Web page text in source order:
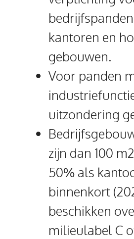
kantoren en
gebouwen.
Voor panden
uitzondering
zijn dan 100
50% als
binnenkort
beschikken
milieulabel C